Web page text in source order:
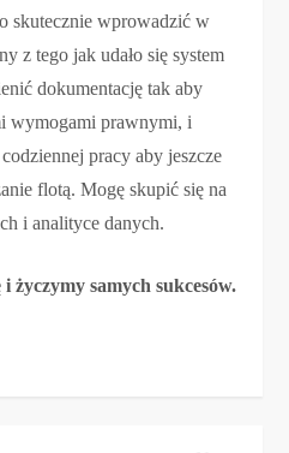
skutecznie wprowadzić w
z tego jak udało się system
dokumentację tak aby
wymogami prawnymi, i
pracy aby jeszcze
flotą. Mogę skupić się na
i analityce danych.
życzymy samych sukcesów.